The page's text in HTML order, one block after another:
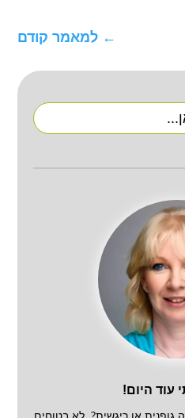
← למאמר קודם
עוד היום!